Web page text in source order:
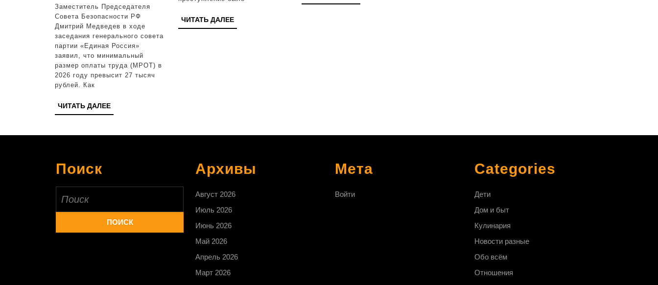
году
на
треть
превысит
прожиточный
Заместитель Председателя
Совета Безопасности РФ
Дмитрий Медведев в ходе
заседания генерального совета
партии «Единая Россия»
заявил, что минимальный
размер оплаты труда (МРОТ) в
2026 году превысит 27 тысяч
рублей. Как
ЧИТАТЬ ДАЛЕЕЧИТАТЬ
ДАЛЕЕ
ЧИТАТЬ ДАЛЕЕЧИТАТЬ
ДАЛЕЕ
ДАЛЕЕ
Поиск Архивы
Август 2026
Июль 2026
Июнь 2026
Май 2026
Апрель 2026
Март 2026
Мета
Войти
Categories
Дети
Дом и быт
Кулинария
Новости разные
Обо всём
Отношения